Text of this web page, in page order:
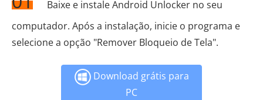
Baixe e instale Android Unlocker no seu
computador. Após a instalação, inicie o programa e
selecione a opção "Remover Bloqueio de Tela".
Download grátis para
PC